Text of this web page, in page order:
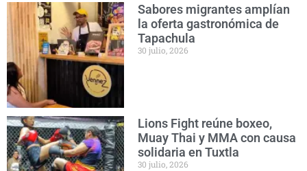
Sabores migrantes amplían
la oferta gastronómica de
Tapachula
30 julio, 2026
Lions Fight reúne boxeo,
Muay Thai y MMA con causa
solidaria en Tuxtla
30 julio, 2026